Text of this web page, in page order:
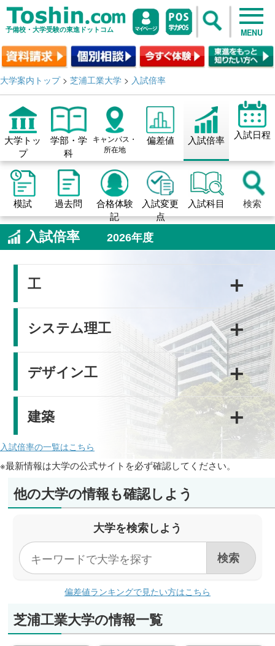
予備校・大学受験の東進ドットコム MENU
大学案内トップ> 芝浦工業大学 > 入試倍率
大学トッ
プ
学部・学
科
キャンパス・
所在地
偏差値 入試倍率 入試日程
模試 過去問
合格体験
記
入試変更
点
入試科目 検索
入試倍率 2026年度
工 ＋
システム理工 ＋
デザイン工 ＋
建築 ＋
入試倍率の一覧はこちら
※最新情報は大学の公式サイトを必ず確認してください。
他の大学の情報も確認しよう
大学を検索しよう
偏差値ランキングで見たい方はこちら
芝浦工業大学の情報一覧